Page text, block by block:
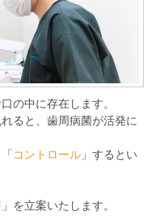
の中に存在します。
ると、歯周病菌が活発に
コントロール 」するとい
」を立案いたします。